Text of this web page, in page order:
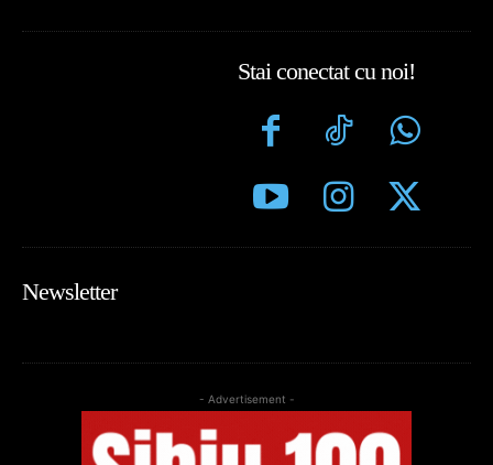
Stai conectat cu noi!
Newsletter
- Advertisement -